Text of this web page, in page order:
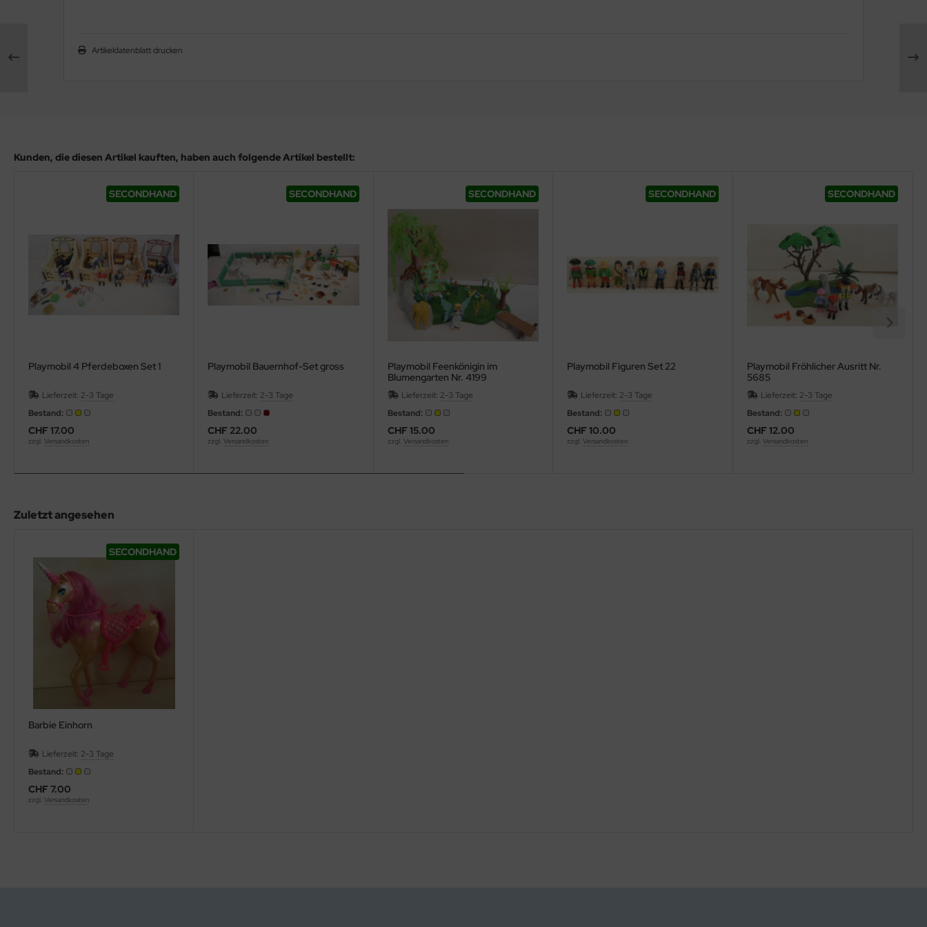
Artikeldatenblatt drucken
Kunden, die diesen Artikel kauften, haben auch folgende Artikel bestellt:
SECONDHAND
Playmobil 4 Pferdeboxen Set 1
Lieferzeit: 2-3 Tage
Bestand:
CHF 17.00
zzgl. Versandkosten
SECONDHAND
Playmobil Bauernhof-Set gross
Lieferzeit: 2-3 Tage
Bestand:
CHF 22.00
zzgl.Versandkosten
SECONDHAND
Playmobil Feenkönigin im
Blumengarten Nr. 4199
Lieferzeit: 2-3 Tage
Bestand:
CHF 15.00
zzgl. Versandkosten
SECONDHAND
Playmobil Figuren Set 22
Lieferzeit: 2-3 Tage
Bestand:
CHF 10.00
zzgl.Versandkosten
SECONDHAND
Playmobil Fröhlicher Ausritt Nr.
5685
Lieferzeit: 2-3 Tage
Bestand:
CHF 12.00
zzgl. Versandkosten
Zuletzt angesehen
SECONDHAND
Barbie Einhorn
Lieferzeit: 2-3 Tage
Bestand:
CHF 7.00
zzgl. Versandkosten